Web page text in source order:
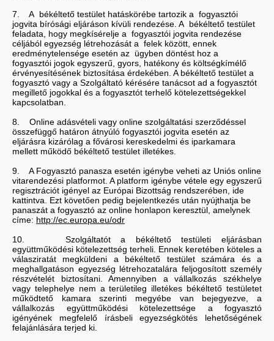
7. A békéltető testület hatáskörébe tartozik a fogyasztói
jogvita bírósági eljáráson kívüli rendezése. A békéltető testület
feladata, hogy megkísérelje a fogyasztói jogvita rendezése
céljából egyezség létrehozását a felek között, ennek
eredménytelensége esetén az ügyben döntést hoz a
fogyasztói jogok egyszerű, gyors, hatékony és költségkímélő
érvényesítésének biztosítása érdekében. A békéltető testület a
fogyasztó vagy a Szolgáltató kérésére tanácsot ad a fogyasztót
megillető jogokkal és a fogyasztót terhelő kötelezettségekkel
kapcsolatban.
8. Online adásvételi vagy online szolgáltatási szerződéssel
összefüggő határon átnyúló fogyasztói jogvita esetén az
eljárásra kizárólag a fővárosi kereskedelmi és iparkamara
mellett működő békéltető testület illetékes.
9. A Fogyasztó panasza esetén igénybe veheti az Uniós online
vitarendezési platformot. A platform igénybe vétele egy egyszerű
regisztrációt igényel az Európai Bizottság rendszerében, ide
kattintva. Ezt követően pedig bejelentkezés után nyújthatja be
panaszát a fogyasztó az online honlapon keresztül, amelynek
címe: http://ec.europa.eu/odr
10. Szolgáltatót a békéltető testületi eljárásban
együttműködési kötelezettség terheli. Ennek keretében köteles a
válasziratát megküldeni a békéltető testület számára és a
meghallgatáson egyezség létrehozatalára feljogosított személy
részvételét biztosítani. Amennyiben a vállalkozás székhelye
vagy telephelye nem a területileg illetékes békéltető testületet
működtető kamara szerinti megyébe van bejegyezve, a
vállalkozás együttműködési kötelezettsége a fogyasztó
igényének megfelelő írásbeli egyezségkötés lehetőségének
felajánlására terjed ki.